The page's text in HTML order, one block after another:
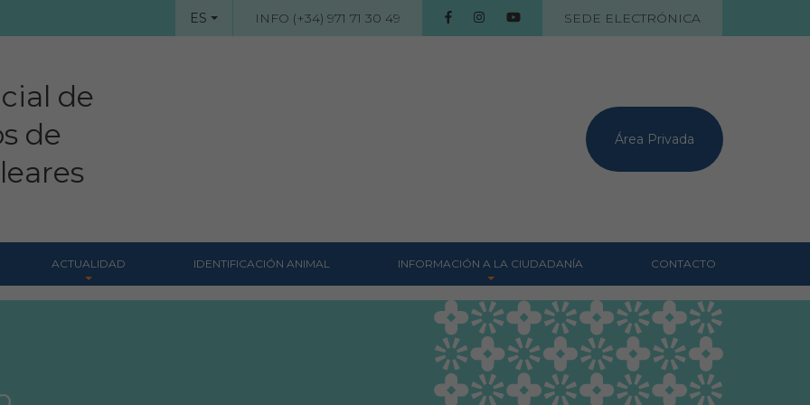
ES INFO (+34) 971 71 30 49 SEDE ELECTRÓNICA
de
de
Área Privada
ACTUALIDAD IDENTIFICACIÓN ANIMAL INFORMACIÓN A LA CIUDADANÍA
Centros veterinarios
Colegiados
Consejos para tus
mascotas
CONTACTO